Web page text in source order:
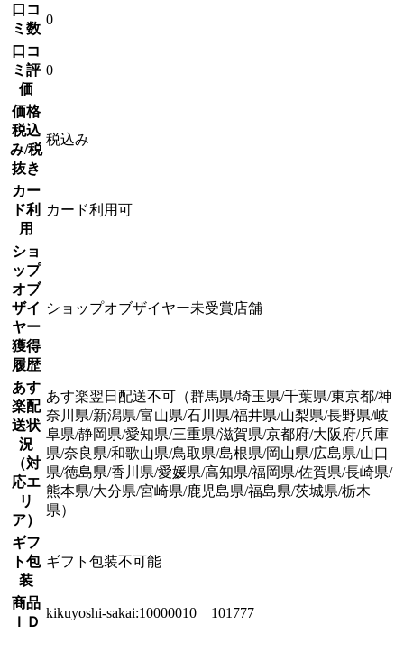
口コ
ミ数
0
口コ
ミ評
価
0
価格
税込
み/税
抜き
税込み
カー
ド利
用
カード利用可
ショ
ップ
オブ
ザイ
ヤー
獲得
履歴
ショップオブザイヤー未受賞店舗
あす
楽配
送状
況
（対
応エ
リ
ア）
あす楽翌日配送不可（群馬県/埼玉県/千葉県/東京都/神
奈川県/新潟県/富山県/石川県/福井県/山梨県/長野県/岐
阜県/静岡県/愛知県/三重県/滋賀県/京都府/大阪府/兵庫
県/奈良県/和歌山県/鳥取県/島根県/岡山県/広島県/山口
県/徳島県/香川県/愛媛県/高知県/福岡県/佐賀県/長崎県/
熊本県/大分県/宮崎県/鹿児島県/福島県/茨城県/栃木
県）
ギフ
ト包
装
ギフト包装不可能
商品
ＩＤ
kikuyoshi-sakai:10000010 101777